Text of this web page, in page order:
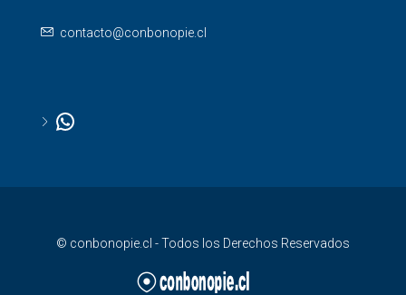
contacto@conbonopie.cl
© conbonopie.cl - Todos los Derechos Reservados